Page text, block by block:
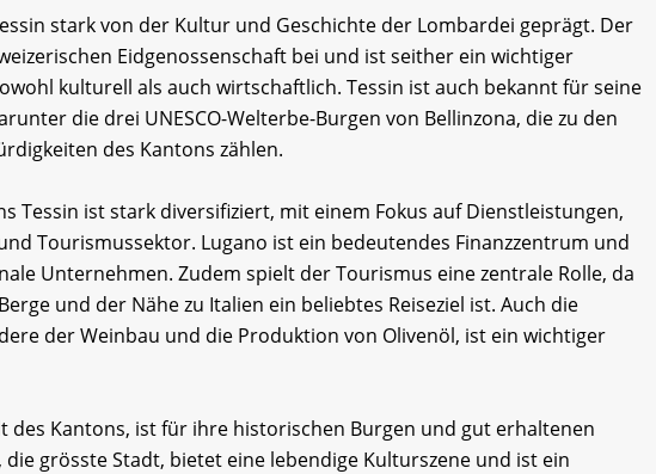
stark von der Kultur und Geschichte der Lombardei geprägt. Der
Eidgenossenschaft bei und ist seither ein wichtiger
kulturell als auch wirtschaftlich. Tessin ist auch bekannt für seine
die drei UNESCO-Welterbe-Burgen von Bellinzona, die zu den
des Kantons zählen.
Tessin ist stark diversifiziert, mit einem Fokus auf Dienstleistungen,
Tourismussektor. Lugano ist ein bedeutendes Finanzzentrum und
Unternehmen. Zudem spielt der Tourismus eine zentrale Rolle, da
und der Nähe zu Italien ein beliebtes Reiseziel ist. Auch die
der Weinbau und die Produktion von Olivenöl, ist ein wichtiger
des Kantons, ist für ihre historischen Burgen und gut erhaltenen
grösste Stadt, bietet eine lebendige Kulturszene und ist ein